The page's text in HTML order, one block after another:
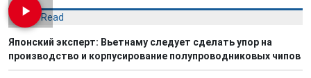
Most Read
Японский эксперт: Вьетнаму следует сделать упор на
производство и корпусирование полупроводниковых чипов